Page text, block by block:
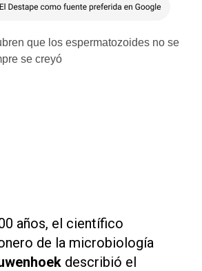
años, el científico
de la microbiología
describió el